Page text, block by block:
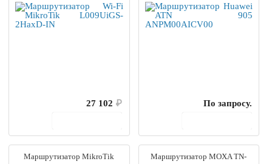
27 102 ₽
По запросу.
Маршрутизатор MikroTik
Маршрутизатор MOXA TN-